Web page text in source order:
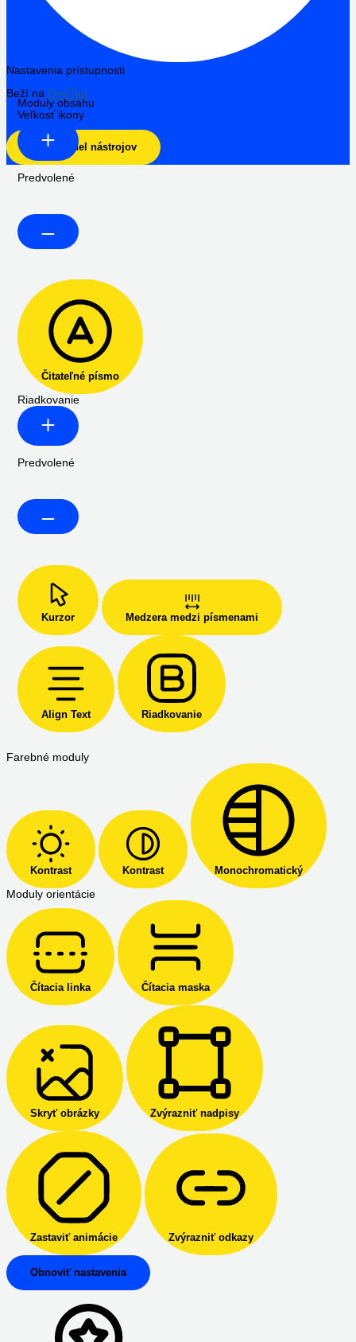
Nastavenia prístupnosti
Beží na OneTap
Skryť panel nástrojov
Moduly obsahu
Veľkosť ikony
Predvolené
Čitateľné písmo
Riadkovanie
Predvolené
Kurzor Medzera medzi písmenami
Align Text Riadkovanie
Farebné moduly
Kontrast Kontrast
Monochromatický
Moduly orientácie
Čítacia linka Čítacia maska
Skryť obrázky Zvýrazniť nadpisy
Zastaviť animácie Zvýrazniť odkazy
Obnoviť nastavenia